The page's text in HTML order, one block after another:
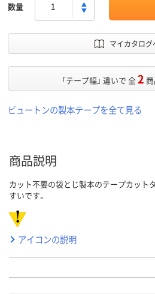
数量
マイカタログ
「テープ幅」 違いで 全2
ビュートンの製本テープを全て見る
商品説明
カット不要の袋とじ製本のテープカット
すいです。
アイコンの説明